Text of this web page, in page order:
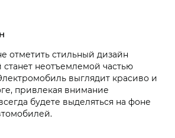
отметить стильный дизайн
неотъемлемой частью
выглядит красиво и
привлекая внимание
будете выделяться на фоне